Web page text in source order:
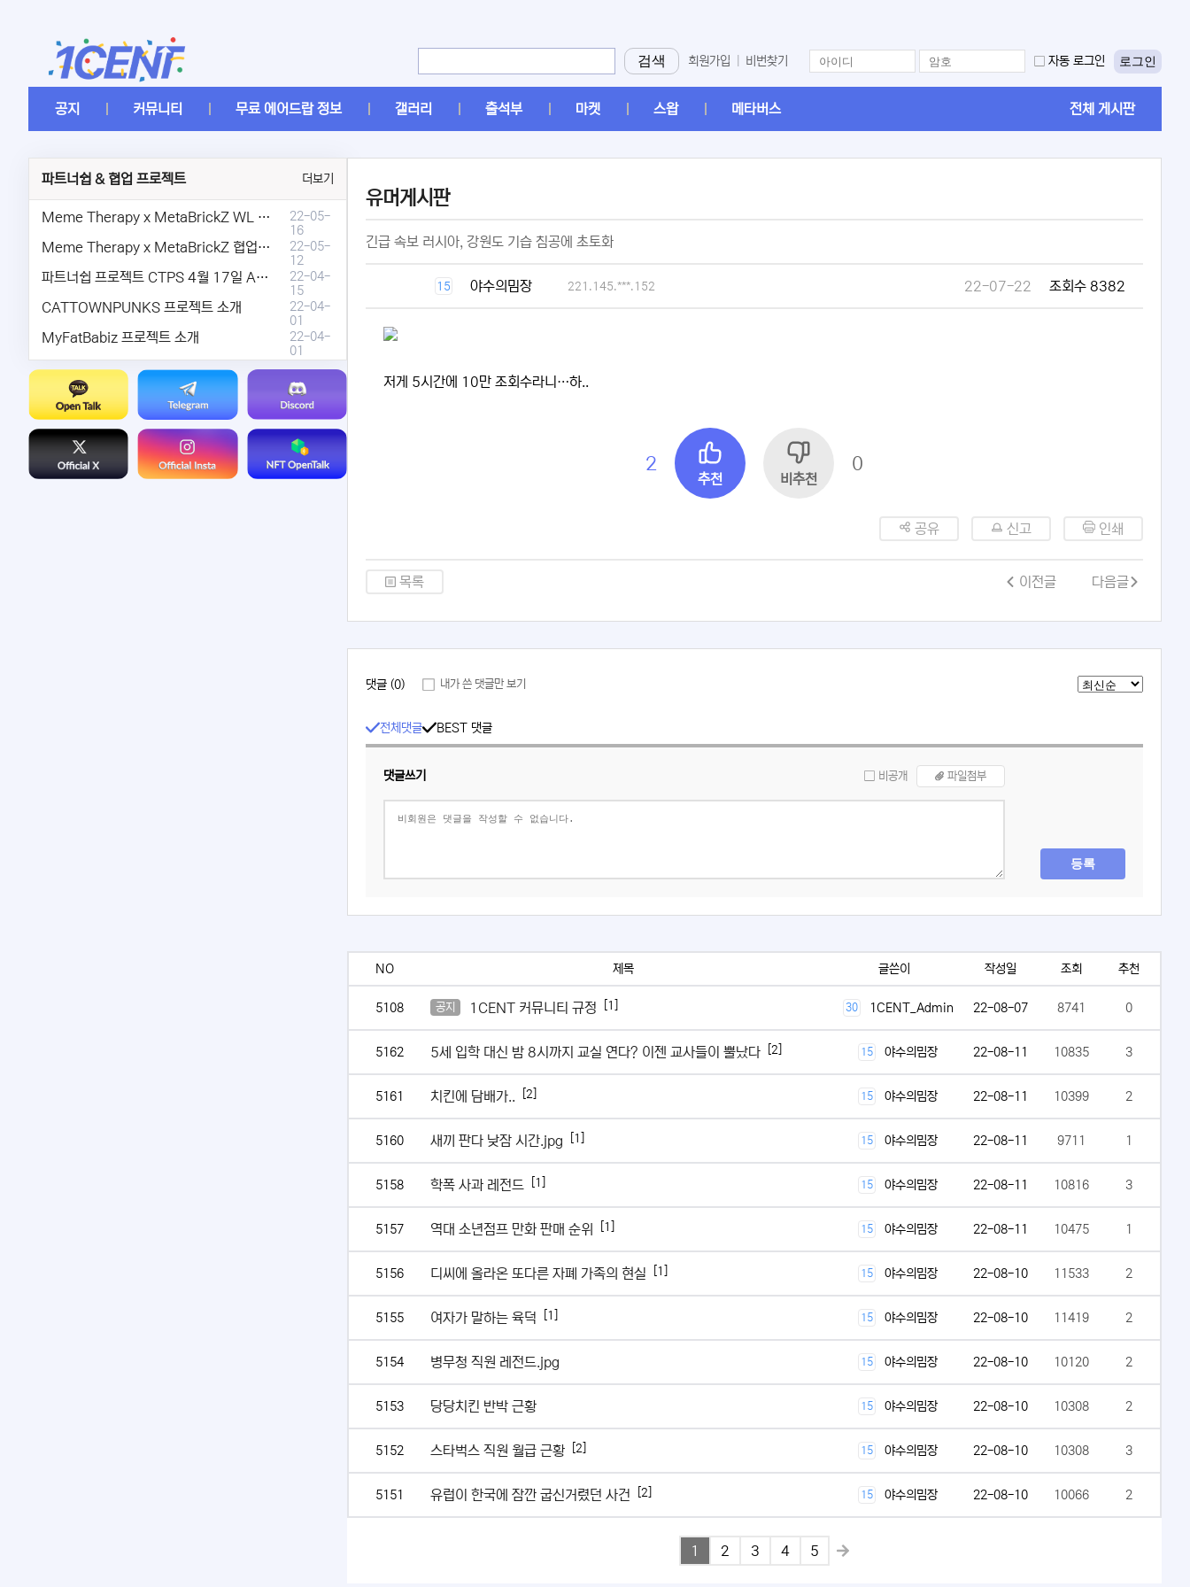
검색 회원가입 비번찾기 자동 로그인 로그인
공지 커뮤니티 무료 에어드랍 정보 갤러리 출석부 마켓 스왑 메타버스 전체 게시판
파트너쉽 & 협업 프로젝트 더보기
Meme Therapy x MetaBrickZ WL & AriDrop 이벤트 결과안내!
22-05-
16
Meme Therapy x MetaBrickZ 협업 & WL , AriDrop 이벤트 안내 [1]
22-05-
12
파트너쉽 프로젝트 CTPS 4월 17일 AMA안내.
22-04-
15
CATTOWNPUNKS 프로젝트 소개
22-04-
01
MyFatBabiz 프로젝트 소개
22-04-
01
유머게시판
긴급 속보 러시아, 강원도 기습 침공에 초토화
15 야수의밈장 221.145.***.152 22-07-22 조회수 8382
저게 5시간에 10만 조회수라니…하..
2
추천 비추천
0
공유 신고 인쇄
목록 이전글 다음글
댓글 (0) 내가 쓴 댓글만 보기
전체댓글 BEST 댓글
댓글쓰기 비공개 파일첨부
등록
NO 제목 글쓴이 작성일 조회 추천
5108 공지 1CENT 커뮤니티 규정 [1] 30 1CENT_Admin 22-08-07 8741 0
5162 5세 입학 대신 밤 8시까지 교실 연다? 이젠 교사들이 뿔났다 [2] 15 야수의밈장 22-08-11 10835 3
5161 치킨에 담배가.. [2] 15 야수의밈장 22-08-11 10399 2
5160 새끼 판다 낮잠 시간.jpg [1] 15 야수의밈장 22-08-11 9711 1
5158 학폭 사과 레전드 [1] 15 야수의밈장 22-08-11 10816 3
5157 역대 소년점프 만화 판매 순위 [1] 15 야수의밈장 22-08-11 10475 1
5156 디씨에 올라온 또다른 자폐 가족의 현실 [1] 15 야수의밈장 22-08-10 11533 2
5155 여자가 말하는 육덕 [1] 15 야수의밈장 22-08-10 11419 2
5154 병무청 직원 레전드.jpg 15 야수의밈장 22-08-10 10120 2
5153 당당치킨 반박 근황 15 야수의밈장 22-08-10 10308 2
5152 스타벅스 직원 월급 근황 [2] 15 야수의밈장 22-08-10 10308 3
5151 유럽이 한국에 잠깐 굽신거렸던 사건 [2] 15 야수의밈장 22-08-10 10066 2
1 2 3 4 5